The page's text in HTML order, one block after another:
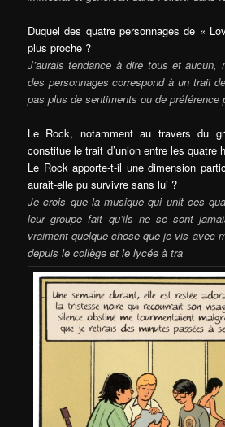
Duquel des quatre personnages de «
plus proche ?
J’aurais tendance à dire tous et aucun,
des personnages correspond à un trait
pas plus de sentiments ou de préférence
Le Rock, notamment au travers du
constitue le trait d’union entre les quatre
Le Rock apporte-t-il une dimension
aurait-elle pu survivre sans lui ?
Je crois que la musique qui unit ces
leur groupe fait qu’ils ne se sont
vraiment quelque chose que je vis avec
depuis le collège et le lycée à tra